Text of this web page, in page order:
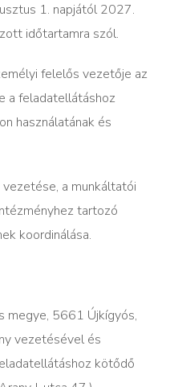
1. napjától 2027.
időtartamra szól.
felelős vezetője az
a feladatellátáshoz
használatának és
a munkáltatói
tartozó
koordinálása.
megye, 5661 Újkígyós,
vezetésével és
kötődő